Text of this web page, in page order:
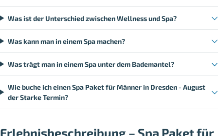
Was ist der Unterschied zwischen Wellness und Spa?
Was kann man in einem Spa machen?
Was trägt man in einem Spa unter dem Bademantel?
Wie buche ich einen Spa Paket für Männer in Dresden - August
der Starke Termin?
Erlebnisbeschreibung – Spa Paket für